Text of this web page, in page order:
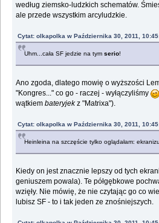
według ziemsko-ludzkich schematów.
ale przede wszystkim arcyludzkie.
Cytat: olkapolka w Października 30, 2011,
Uhm...cała SF jedzie na tymserio!
Ano zgoda, dlatego mowię o wyższości
"Kongres..." co go - raczej - wyłączyliśmy
wątkiembateryjekz "Matrixa").
Cytat: olkapolka w Października 30, 2011,
Heinleina na szczęście tylko oglądałam:
Kiedy on jest znacznie lepszy od tych
geniuszem powala). Te półgębkowe
wzięły. Nie mówię, że nie czytając go co
lubisz SF - to i tak jeden ze znośniejszych.